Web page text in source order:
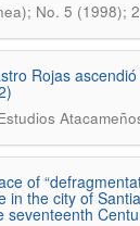
No. 5 (1998);
Rojas
of
in the city of
seventeenth